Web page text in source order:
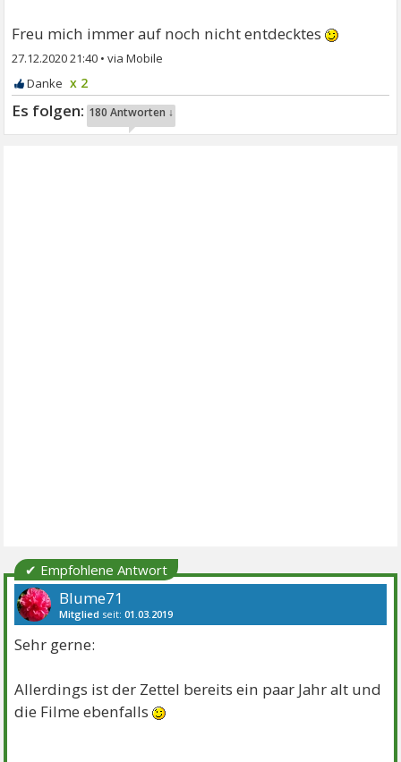
Freu mich immer auf noch nicht entdecktes
27.12.2020 21:40 •
x 2
180 Antworten ↓
✔ Empfohlene Antwort
Blume71
Mitglied seit:01.03.2019
Sehr gerne:
Allerdings ist der Zettel bereits ein paar Jahr alt und
die Filme ebenfalls